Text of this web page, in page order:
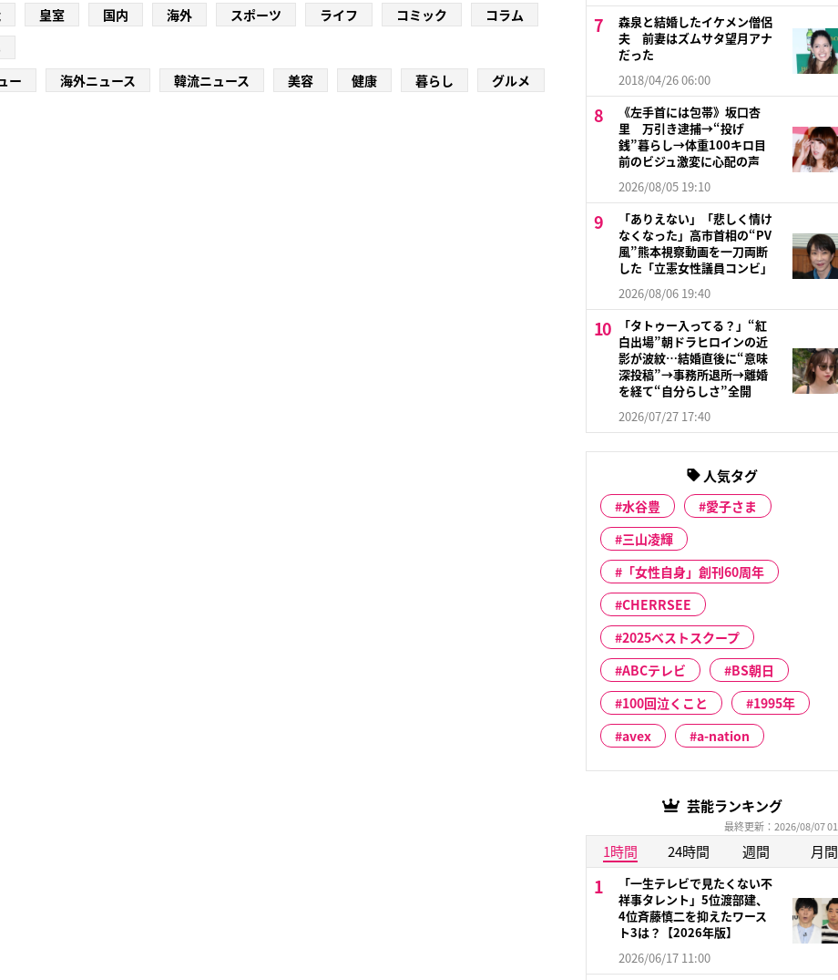
皇室 国内 海外 スポーツ ライフ コミック
コラム
ー 海外ニュース 韓流ニュース 美容 健康 暮らし グルメ
森泉と結婚したイケメン僧侶
夫 前妻はズムサタ望月アナ
だった
2018/04/26 06:00
《左手首には包帯》坂口杏
里 万引き逮捕→“投げ
銭”暮らし→体重100キロ目
前のビジュ激変に心配の声
2026/08/05 19:10
「ありえない」「悲しく情け
なくなった」高市首相の“PV
風”熊本視察動画を一刀両断
した「立憲女性議員コンビ」
2026/08/06 19:40
「タトゥー入ってる？」“紅
白出場”朝ドラヒロインの近
影が波紋…結婚直後に“意味
深投稿”→事務所退所→離婚
を経て“自分らしさ”全開
2026/07/27 17:40
人気タグ
水谷豊
愛子さま
三山凌輝
「女性自身」創刊60周年
CHERRSEE
2025ベストスクープ
ABCテレビ
BS朝日
100回泣くこと
1995年
avex
a-nation
芸能ランキング
最終更新：2026/08/07
1時間 24時間 週間 月間
「一生テレビで見たくない不
祥事タレント」5位渡部建、
4位斉藤慎二を抑えたワース
ト3は？【2026年版】
2026/06/17 11:00